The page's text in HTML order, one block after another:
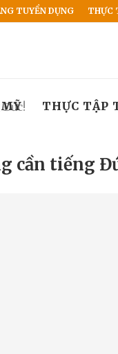
TUYỂN DỤNG THỰC
THỰC TẬP
Đức!
cần tiếng